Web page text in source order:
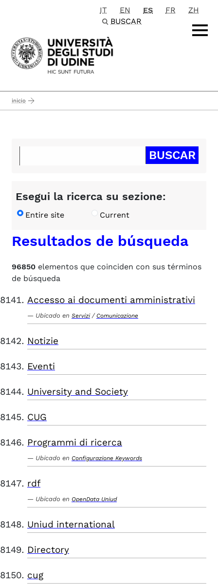
Passa al contenuto principale
IT EN ES FR
ZH
BUSCAR
inicio
Esegui la ricerca su sezione:
Entire site Current
Resultados de búsqueda
96850 elementos que coinciden con sus términos
de búsqueda
Accesso ai documenti amministrativi
Ubicado en Servizi / Comunicazione
Notizie
Eventi
University and Society
CUG
Programmi di ricerca
Ubicado en Configurazione Keywords
rdf
Ubicado en OpenData Uniud
Uniud international
Directory
cug